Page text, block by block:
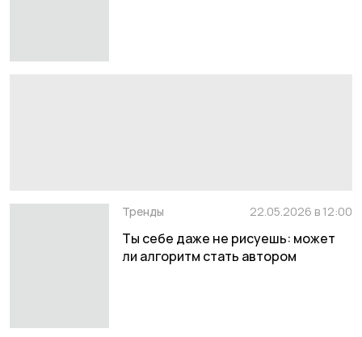
Тренды 22.05.2026 в 12:00
Ты себе даже не рисуешь: может
ли алгоритм стать автором